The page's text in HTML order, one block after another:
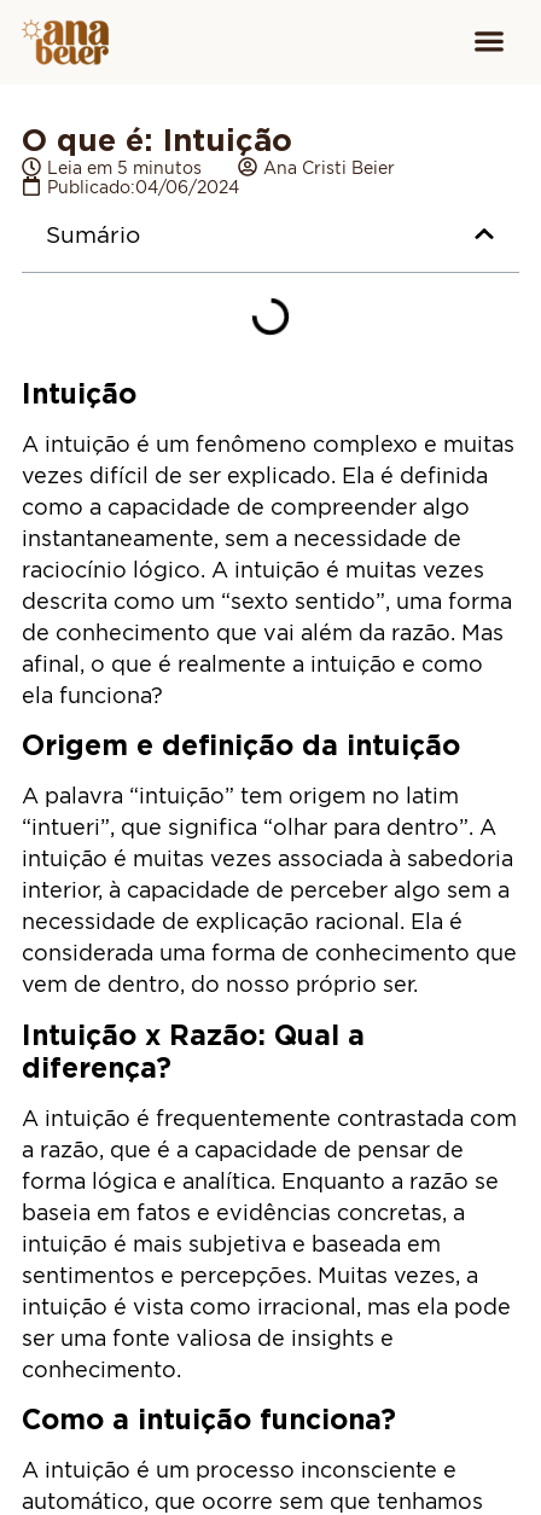
O que é: Intuição
Leia em 5 minutos
Ana Cristi Beier
Publicado:04/06/2024
Sumário
Intuição
A intuição é um fenômeno complexo e muitas
vezes difícil de ser explicado. Ela é definida
como a capacidade de compreender algo
instantaneamente, sem a necessidade de
raciocínio lógico. A intuição é muitas vezes
descrita como um “sexto sentido”, uma forma
de conhecimento que vai além da razão. Mas
afinal, o que é realmente a intuição e como
ela funciona?
Origem e definição da intuição
A palavra “intuição” tem origem no latim
“intueri”, que significa “olhar para dentro”. A
intuição é muitas vezes associada à sabedoria
interior, à capacidade de perceber algo sem a
necessidade de explicação racional. Ela é
considerada uma forma de conhecimento que
vem de dentro, do nosso próprio ser.
Intuição x Razão: Qual a
diferença?
A intuição é frequentemente contrastada com
a razão, que é a capacidade de pensar de
forma lógica e analítica. Enquanto a razão se
baseia em fatos e evidências concretas, a
intuição é mais subjetiva e baseada em
sentimentos e percepções. Muitas vezes, a
intuição é vista como irracional, mas ela pode
ser uma fonte valiosa de insights e
conhecimento.
Como a intuição funciona?
A intuição é um processo inconsciente e
automático, que ocorre sem que tenhamos